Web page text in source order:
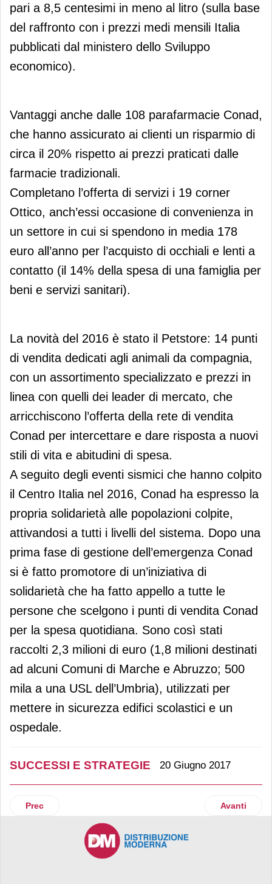
pari a 8,5 centesimi in meno al litro (sulla base
del raffronto con i prezzi medi mensili Italia
pubblicati dal ministero dello Sviluppo
economico).
Vantaggi anche dalle 108 parafarmacie Conad,
che hanno assicurato ai clienti un risparmio di
circa il 20% rispetto ai prezzi praticati dalle
farmacie tradizionali.
Completano l’offerta di servizi i 19 corner
Ottico, anch’essi occasione di convenienza in
un settore in cui si spendono in media 178
euro all’anno per l’acquisto di occhiali e lenti a
contatto (il 14% della spesa di una famiglia per
beni e servizi sanitari).
La novità del 2016 è stato il Petstore: 14 punti
di vendita dedicati agli animali da compagnia,
con un assortimento specializzato e prezzi in
linea con quelli dei leader di mercato, che
arricchiscono l’offerta della rete di vendita
Conad per intercettare e dare risposta a nuovi
stili di vita e abitudini di spesa.
A seguito degli eventi sismici che hanno colpito
il Centro Italia nel 2016, Conad ha espresso la
propria solidarietà alle popolazioni colpite,
attivandosi a tutti i livelli del sistema. Dopo una
prima fase di gestione dell’emergenza Conad
si è fatto promotore di un’iniziativa di
solidarietà che ha fatto appello a tutte le
persone che scelgono i punti di vendita Conad
per la spesa quotidiana. Sono così stati
raccolti 2,3 milioni di euro (1,8 milioni destinati
ad alcuni Comuni di Marche e Abruzzo; 500
mila a una USL dell’Umbria), utilizzati per
mettere in sicurezza edifici scolastici e un
ospedale.
SUCCESSI E STRATEGIE 20 Giugno 2017
Articolo precedente: Novacoop sfonda il miliardo di ricavi
Prec Articolo
Avanti